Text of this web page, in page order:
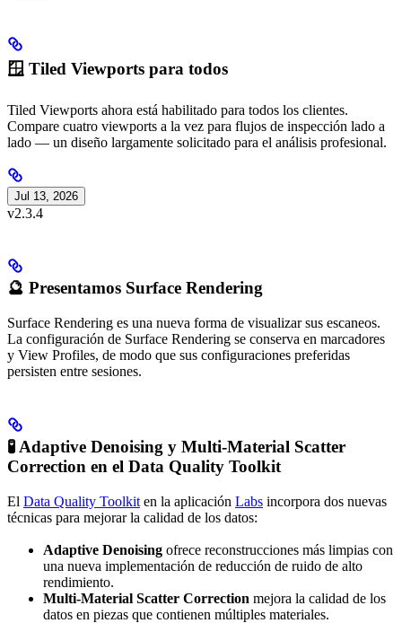
🪟 Tiled Viewports para todos
Tiled Viewports ahora está habilitado para todos los clientes.
Compare cuatro viewports a la vez para flujos de inspección lado a
lado — un diseño largamente solicitado para el análisis profesional.
Jul 13, 2026
v2.3.4
🔮 Presentamos Surface Rendering
Surface Rendering es una nueva forma de visualizar sus escaneos.
La configuración de Surface Rendering se conserva en marcadores
y View Profiles, de modo que sus configuraciones preferidas
persisten entre sesiones.
🧪 Adaptive Denoising y Multi-Material Scatter
Correction en el Data Quality Toolkit
El Data Quality Toolkit en la aplicación Labs incorpora dos nuevas
técnicas para mejorar la calidad de los datos:
Adaptive Denoising ofrece reconstrucciones más limpias con
una nueva implementación de reducción de ruido de alto
rendimiento.
Multi-Material Scatter Correction mejora la calidad de los
datos en piezas que contienen múltiples materiales.